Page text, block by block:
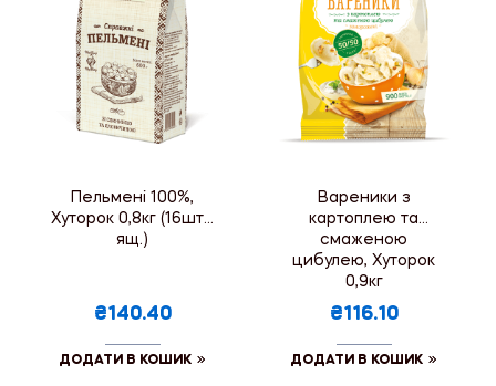
Пельмені 100%,
Хуторок 0,8кг (16шт./
ящ.)
₴140.40
ДОДАТИ В КОШИК
Вареники з
картоплею та
смаженою
цибулею, Хуторок
0,9кг
₴116.10
ДОДАТИ В КОШИК